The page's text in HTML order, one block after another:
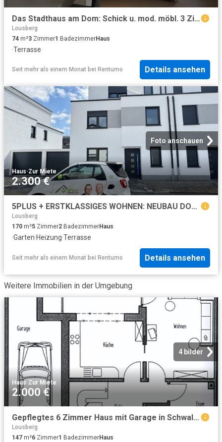
Das Stadthaus am Dom: Schick u. mod. möbl. 3 Zi Haus inmitten der Altstadt
Lousberg
74 m²3 Zimmer1 BadezimmerHaus
·Terrasse
Seit mehr als einem Monat bei Rentumo Details ansehen
Foto anschauen
Haus·Zur Miete
2.300 €
5PLUS + ERSTKLASSIGES WOHNEN: NEUBAU DOPPELHAUSHÄLFTE + GARTEN ALS ERSTBEZUG IN WÜRSELEN LINDEN
Lousberg
170 m²5 Zimmer2 BadezimmerHaus
·Garten·Heizung·Terrasse
Seit mehr als einem Monat bei Rentumo Details ansehen
Weitere Immobilien in der Umgebung
4 bilder
Haus·Zur Miete
2.000 €
Gepflegtes 6 Zimmer Haus mit Garage in Schwalmtal
Lousberg
147 m²6 Zimmer1 BadezimmerHaus